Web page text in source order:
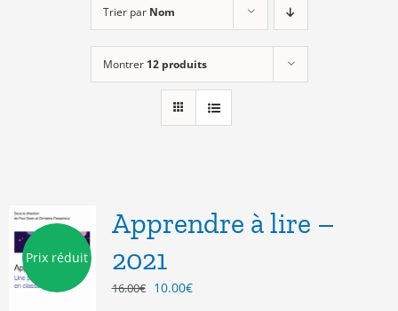
Trier par Nom
Montrer 12 produits
Prix réduit
Apprendre à lire –
2021
16.00€ Le
10.00€Le